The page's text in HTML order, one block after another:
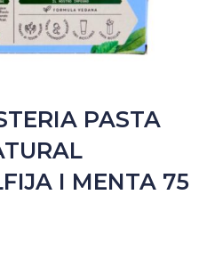
PASTA
I MENTA 75